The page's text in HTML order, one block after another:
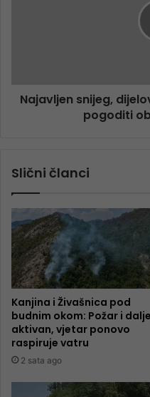
Najavljen snijeg,
pogoditi
Slični članci
Kanjina i Živašnica pod
budnim okom: Požar i dalje
aktivan, vjetar ponovo
raspiruje vatru
2 sata ago